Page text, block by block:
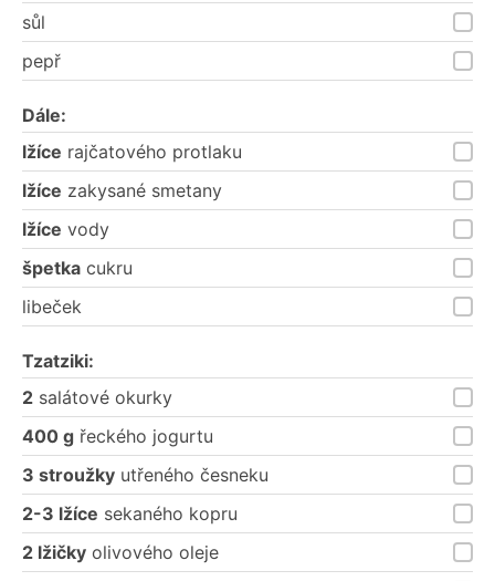
sůl
pepř
Dále:
lžíce rajčatového protlaku
lžíce zakysané smetany
lžíce vody
špetka cukru
libeček
Tzatziki:
2 salátové okurky
400 g řeckého jogurtu
3 stroužky utřeného česneku
2-3 lžíce sekaného kopru
2 lžičky olivového oleje